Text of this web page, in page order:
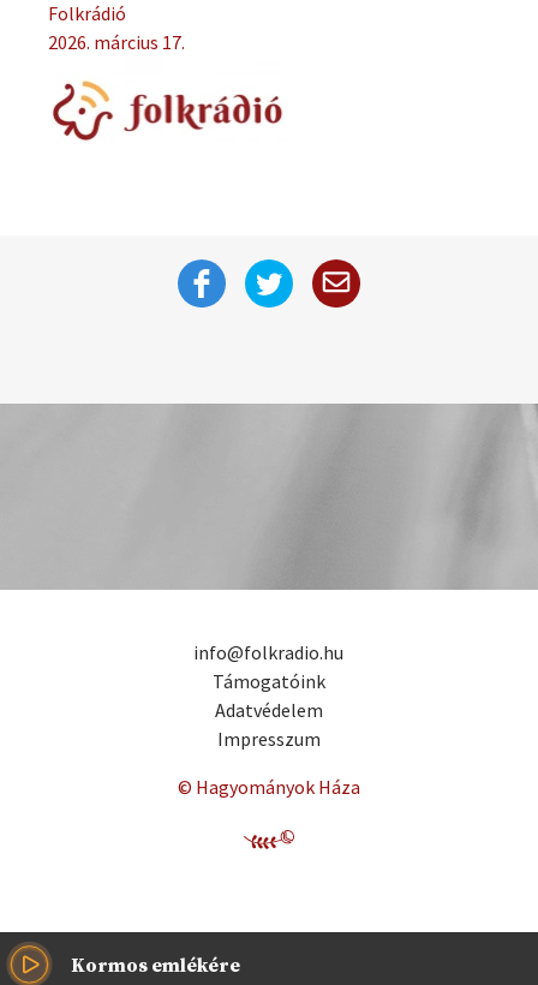
Folkrádió
2026. március 17.
info@folkradio.hu
Támogatóink
Adatvédelem
Impresszum
© Hagyományok Háza
Kormos emlékére